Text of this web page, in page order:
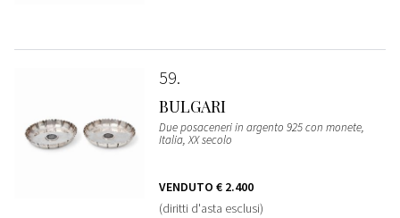
59
BULGARI
Due posaceneri in argento 925 con monete,
Italia, XX secolo
VENDUTO € 2.400
(diritti d'asta esclusi)